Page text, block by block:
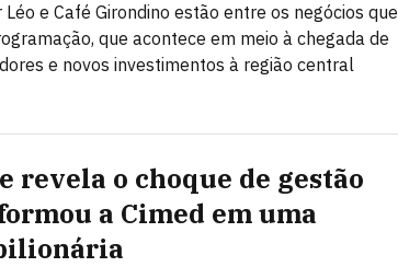
e Café Girondino estão entre os negócios que
que acontece em meio à chegada de
e novos investimentos à região central
revela o choque de gestão
a Cimed em uma